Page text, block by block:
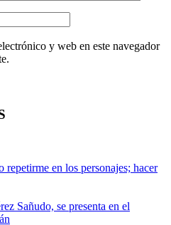
y web en este navegador